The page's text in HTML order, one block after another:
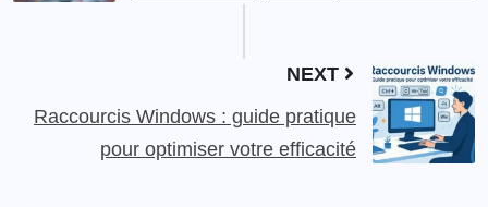
NEXT
Raccourcis Windows : guide pratique
pour optimiser votre efficacité